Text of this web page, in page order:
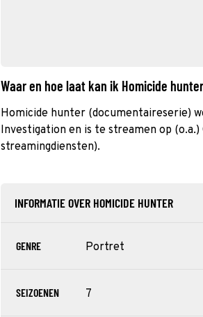
Waar en hoe laat kan ik Homicide
Homicide hunter (documentaireserie)
Investigation en is te streamen op (o.a.)
streamingdiensten).
INFORMATIE OVER HOMICIDE HUNTER
GENRE Portret
SEIZOENEN 7